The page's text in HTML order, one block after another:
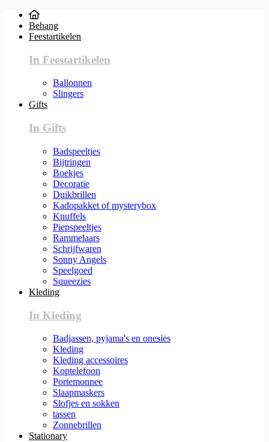
Behang
Feestartikelen
In Feestartikelen
Ballonnen
Slingers
Gifts
In Gifts
Badspeeltjes
Bijtringen
Boekjes
Decoratie
Duikbrillen
Kadopakket of mysterybox
Knuffels
Piepspeeltjes
Rammelaars
Schrijfwaren
Sonny Angels
Speelgoed
Squeezies
Kleding
In Kleding
Badjassen, pyjama's en onesies
Kleding
Kleding accessoires
Koptelefoon
Portemonnee
Slaapmaskers
Slofjes en sokken
tassen
Zonnebrillen
Stationary